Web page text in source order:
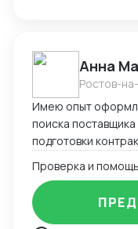
Анна
Ростов-
Имею опыт
поиска
подготовки
составления
побором кодов
таможенным